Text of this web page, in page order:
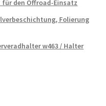
für den Offroad-Einsatz
Folierung
w463 / Halter